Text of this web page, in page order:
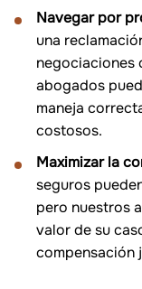
Navegar por
una
negociaciones
abogados
maneja
costosos.
Maximizar la
seguros
pero nuestros
valor de su
compensación